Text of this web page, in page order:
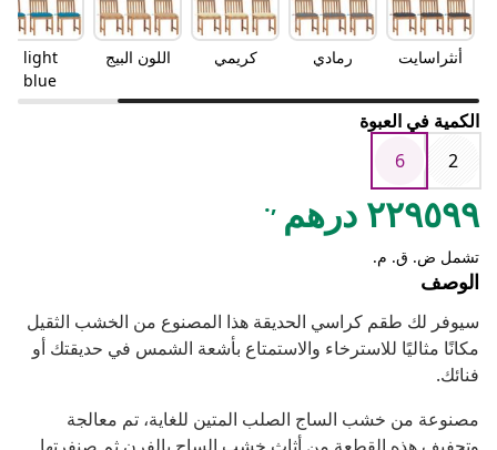
أنثراسايت رمادي كريمي اللون البيج
light
blue
الكمية في العبوة
2
6
٢٢٩٥٩٩ درهم ,.
تشمل ض. ق. م.
الوصف
سيوفر لك طقم كراسي الحديقة هذا المصنوع من الخشب الثقيل
مكانًا مثاليًا للاسترخاء والاستمتاع بأشعة الشمس في حديقتك أو
فنائك.
مصنوعة من خشب الساج الصلب المتين للغاية، تم معالجة